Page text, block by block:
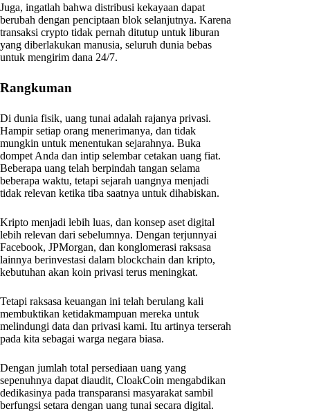
Juga, ingatlah bahwa distribusi kekayaan dapat
berubah dengan penciptaan blok selanjutnya. Karena
transaksi crypto tidak pernah ditutup untuk liburan
yang diberlakukan manusia, seluruh dunia bebas
untuk mengirim dana 24/7.
Rangkuman
Di dunia fisik, uang tunai adalah rajanya privasi.
Hampir setiap orang menerimanya, dan tidak
mungkin untuk menentukan sejarahnya. Buka
dompet Anda dan intip selembar cetakan uang fiat.
Beberapa uang telah berpindah tangan selama
beberapa waktu, tetapi sejarah uangnya menjadi
tidak relevan ketika tiba saatnya untuk dihabiskan.
Kripto menjadi lebih luas, dan konsep aset digital
lebih relevan dari sebelumnya. Dengan terjunnyai
Facebook, JPMorgan, dan konglomerasi raksasa
lainnya berinvestasi dalam blockchain dan kripto,
kebutuhan akan koin privasi terus meningkat.
Tetapi raksasa keuangan ini telah berulang kali
membuktikan ketidakmampuan mereka untuk
melindungi data dan privasi kami. Itu artinya terserah
pada kita sebagai warga negara biasa.
Dengan jumlah total persediaan uang yang
sepenuhnya dapat diaudit, CloakCoin mengabdikan
dedikasinya pada transparansi masyarakat sambil
berfungsi setara dengan uang tunai secara digital.